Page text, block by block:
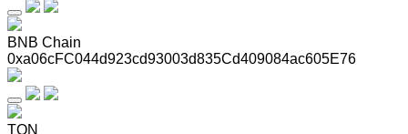
BNB Chain
0xa06cFC044d923cd93003d835Cd409084ac605E76
TON